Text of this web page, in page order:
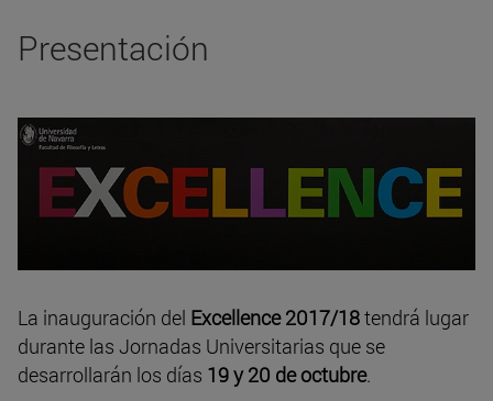
Presentación
La inauguración del Excellence 2017/18tendrá lugar
durante las Jornadas Universitarias que se
desarrollarán los días 19 y 20 de octubre.